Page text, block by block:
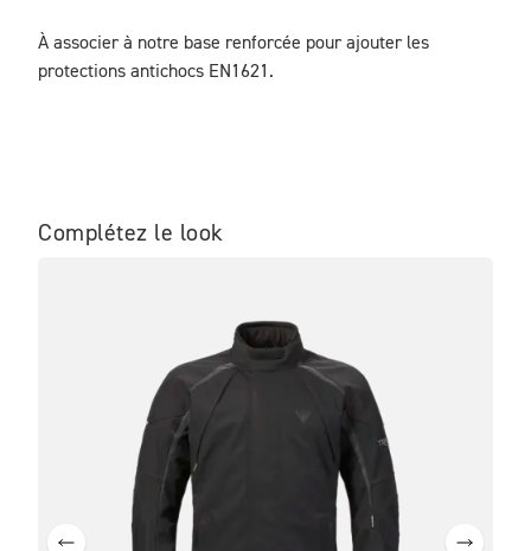
À associer à notre base renforcée pour ajouter les
protections antichocs EN1621.
Complétez le look